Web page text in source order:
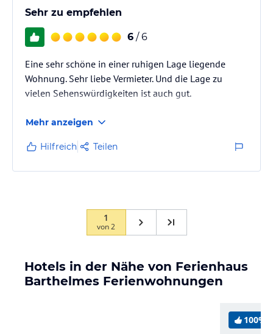
Sehr zu empfehlen
6 / 6
Eine sehr schöne in einer ruhigen Lage liegende
Wohnung. Sehr liebe Vermieter. Und die Lage zu
vielen Sehenswürdigkeiten ist auch gut.
Mehr anzeigen
Hilfreich Teilen
1
von2
Hotels in der Nähe von Ferienhaus
Barthelmes Ferienwohnungen
100%